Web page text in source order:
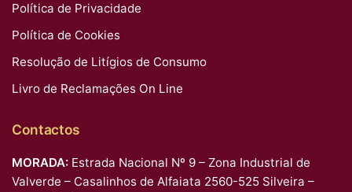
Política de Privacidade
Política de Cookies
Resolução de Litígios de Consumo
Livro de Reclamações On Line
Contactos
MORADA: Estrada Nacional Nº 9 – Zona Industrial de
Valverde – Casalinhos de Alfaiata 2560-525 Silveira –